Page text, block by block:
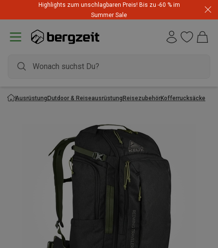
Highlights zum unschlagbaren Preis! Bis zu -60 % im
Summer Sale
AusrüstungOutdoor & ReiseausrüstungReisezubehörKofferrucksäcke